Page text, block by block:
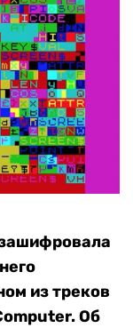
из треков
Об